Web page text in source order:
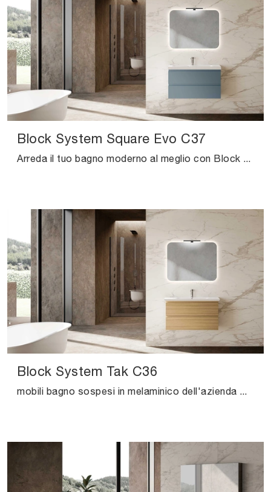
Block System Square Evo C37
Arreda il tuo bagno moderno al meglio con Block System Square Evo C37, mobili bagno sospesi e accessori in laccato opaco di Baxar.
Block System Tak C36
mobili bagno sospesi in melaminico dell'azienda Baxar: clicca e scopri l'arredo bagno moderno Block System Tak C36 per il tuo bagno.